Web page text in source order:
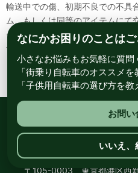
輸送中での傷、初期不良での不具
ム、もしくは同等のアイテムにて
その場合該当部品を着払いにて返
予めご了承ください。
総合自転車専門店 サイ
〒105-0003 東京都港区西
なにかお困りのことは
小さなお悩みもお気軽に質問
「街乗り自転車のオススメを
「子供用自転車の選び方を
お問い
いいえ、